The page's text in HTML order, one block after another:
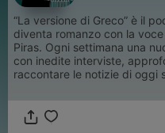
“La versione di Greco” è il
diventa romanzo con la
Piras. Ogni settimana una
con inedite interviste,
raccontare le notizie di oggi